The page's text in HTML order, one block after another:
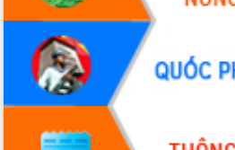
Gặp mặt các cơ quan báo chí nhân Kỷ
niệm 101 năm Ngày Báo chí Cách
mạng Việt Nam
Đắk Lắk sơ kết 4 năm triển khai thực
hiện Đề án 06 của Chính phủ
Họp báo thông tin về Hội nghị Công bố
Quy hoạch và Xúc tiến đầu tư tỉnh Đắk